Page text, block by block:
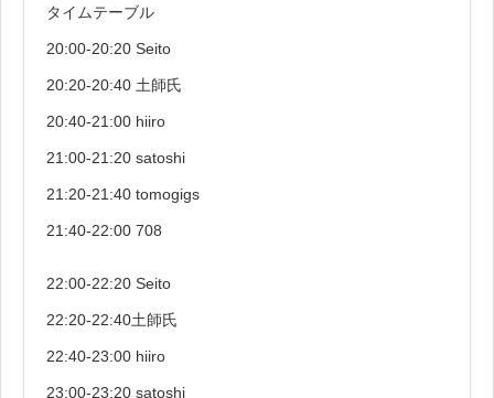
タイムテーブル
20:00-20:20 Seito
20:20-20:40 土師氏
20:40-21:00 hiiro
21:00-21:20 satoshi
21:20-21:40 tomogigs
21:40-22:00 708
22:00-22:20 Seito
22:20-22:40土師氏
22:40-23:00 hiiro
23:00-23:20 satoshi